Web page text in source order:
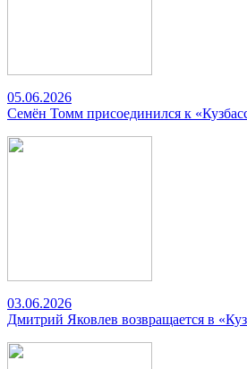
05.06.2026
Семён Томм присоединился к
03.06.2026
Дмитрий Яковлев возвращается в